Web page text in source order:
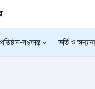
প্রতিষ্ঠান-সংক্রান্ত ভর্তি ও